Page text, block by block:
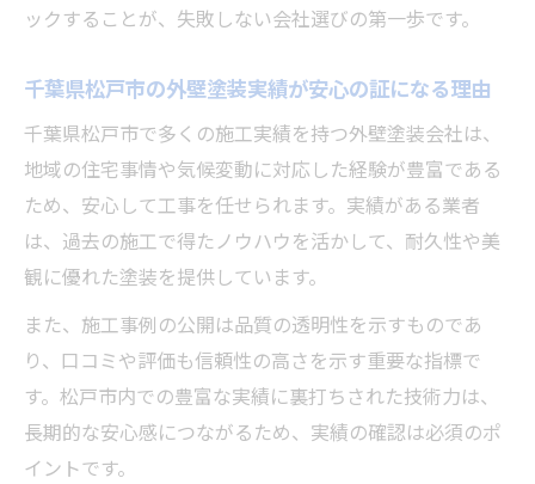
補助金情報とともに考える外壁塗装会社選定術
コツ
松戸市外壁塗装助成金の最新情報と利用の
流れ
外壁塗装会社に聞きたい補助金申請サポー
トの有無
補助金一覧を確認し外壁塗装工事を安心し
て進める方法
外壁塗装会社選びと補助金活用の両立ポイ
ント
松戸市で外壁塗装を依頼する際のポイント解説
ックすることが、失敗しない会社選びの第一歩です。
千葉県松戸市の外壁塗装実績が安心の証になる理由
千葉県松戸市で多くの施工実績を持つ外壁塗装会社は、
地域の住宅事情や気候変動に対応した経験が豊富である
ため、安心して工事を任せられます。実績がある業者
は、過去の施工で得たノウハウを活かして、耐久性や美
観に優れた塗装を提供しています。
また、施工事例の公開は品質の透明性を示すものであ
り、口コミや評価も信頼性の高さを示す重要な指標で
す。松戸市内での豊富な実績に裏打ちされた技術力は、
長期的な安心感につながるため、実績の確認は必須のポ
イントです。